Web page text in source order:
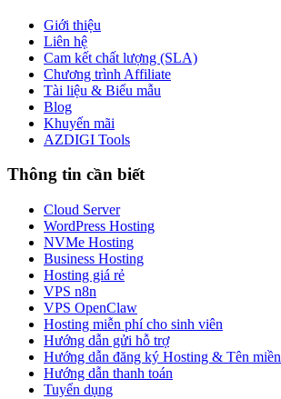
Giới thiệu
Liên hệ
Cam kết chất lượng (SLA)
Chương trình Affiliate
Tài liệu & Biểu mẫu
Blog
Khuyến mãi
AZDIGI Tools
Thông tin cần biết
Cloud Server
WordPress Hosting
NVMe Hosting
Business Hosting
Hosting giá rẻ
VPS n8n
VPS OpenClaw
Hosting miễn phí cho sinh viên
Hướng dẫn gửi hỗ trợ
Hướng dẫn đăng ký Hosting & Tên miền
Hướng dẫn thanh toán
Tuyển dụng